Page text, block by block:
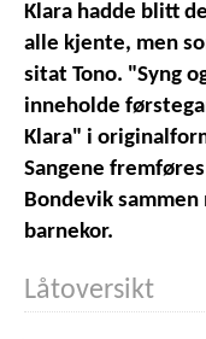
Klara hadde blitt
alle kjente, men
sitat Tono. "Syng
inneholde
Klara" i
Sangene
Bondevik
barnekor.
Låtoversikt